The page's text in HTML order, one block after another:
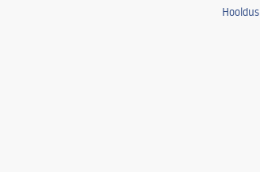
Hooldus